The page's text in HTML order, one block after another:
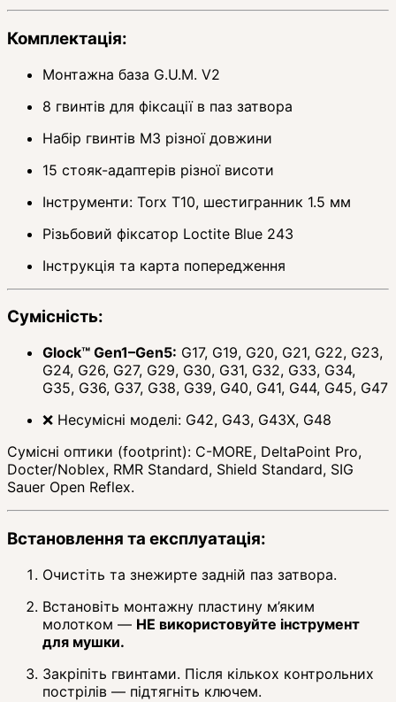
Комплектація:
Монтажна база G.U.M. V2
8 гвинтів для фіксації в паз затвора
Набір гвинтів M3 різної довжини
15 стояк-адаптерів різної висоти
Інструменти: Torx T10, шестигранник 1.5 мм
Різьбовий фіксатор Loctite Blue 243
Інструкція та карта попередження
Сумісність:
Glock™ Gen1–Gen5: G17, G19, G20, G21, G22, G23,
G24, G26, G27, G29, G30, G31, G32, G33, G34,
G35, G36, G37, G38, G39, G40, G41, G44, G45, G47
❌ Несумісні моделі: G42, G43, G43X, G48
Сумісні оптики (footprint): C-MORE, DeltaPoint Pro,
Docter/Noblex, RMR Standard, Shield Standard, SIG
Sauer Open Reflex.
Встановлення та експлуатація:
Очистіть та знежирте задній паз затвора.
Встановіть монтажну пластину м’яким
молотком — НЕ використовуйте інструмент
для мушки.
Закріпіть гвинтами. Після кількох контрольних
пострілів — підтягніть ключем.